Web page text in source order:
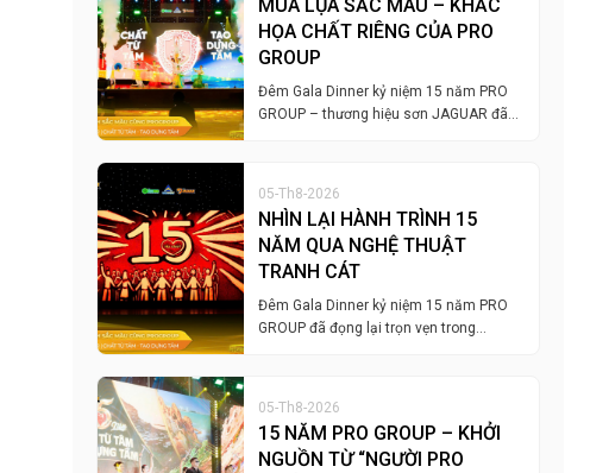
MÚA LỤA SẮC MÀU – KHẮC
HỌA CHẤT RIÊNG CỦA PRO
GROUP
Đêm Gala Dinner kỷ niệm 15 năm PRO
GROUP – thương hiệu sơn JAGUAR đã…
05-Th8-2026
NHÌN LẠI HÀNH TRÌNH 15
NĂM QUA NGHỆ THUẬT
TRANH CÁT
Đêm Gala Dinner kỷ niệm 15 năm PRO
GROUP đã đọng lại trọn vẹn trong…
05-Th8-2026
15 NĂM PRO GROUP – KHỞI
NGUỒN TỪ “NGƯỜI PRO